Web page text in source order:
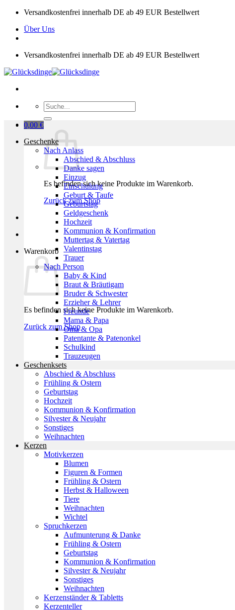
Zum
springen
Versandkostenfrei innerhalb DE ab 49 EUR Bestellwert
Über Uns
Versandkostenfrei innerhalb DE ab 49 EUR Bestellwert
Suchen
nach:
0,00 €
Es befinden sich keine Produkte im Warenkorb.
Zurück zum Shop
Warenkorb
Es befinden sich keine Produkte im Warenkorb.
Zurück zum Shop
Geschenke
Nach Anlass
Abschied & Abschluss
Danke sagen
Einzug
Einschulung
Geburt & Taufe
Geburtstag
Geldgeschenk
Hochzeit
Kommunion & Konfirmation
Muttertag & Vatertag
Valentinstag
Trauer
Nach Person
Baby & Kind
Braut & Bräutigam
Bruder & Schwester
Erzieher & Lehrer
Freunde
Mama & Papa
Oma & Opa
Patentante & Patenonkel
Schulkind
Trauzeugen
Geschenksets
Abschied & Abschluss
Frühling & Ostern
Geburtstag
Hochzeit
Kommunion & Konfirmation
Silvester & Neujahr
Sonstiges
Weihnachten
Kerzen
Motivkerzen
Blumen
Figuren & Formen
Frühling & Ostern
Herbst & Halloween
Tiere
Weihnachten
Wichtel
Spruchkerzen
Aufmunterung & Danke
Frühling & Ostern
Geburtstag
Kommunion & Konfirmation
Silvester & Neujahr
Sonstiges
Weihnachten
Kerzenständer & Tabletts
Kerzenteller